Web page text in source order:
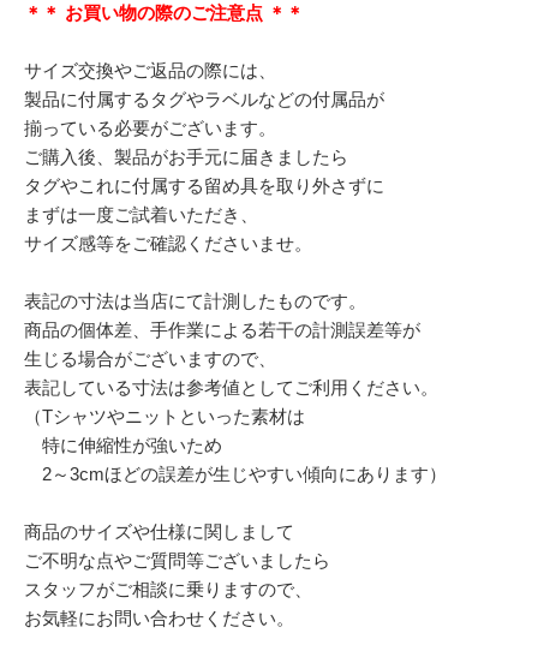
＊＊ お買い物の際のご注意点 ＊＊
サイズ交換やご返品の際には、
製品に付属するタグやラベルなどの付属品が
揃っている必要がございます。
ご購入後、製品がお手元に届きましたら
タグやこれに付属する留め具を取り外さずに
まずは一度ご試着いただき、
サイズ感等をご確認くださいませ。
表記の寸法は当店にて計測したものです。
商品の個体差、手作業による若干の計測誤差等が
生じる場合がございますので、
表記している寸法は参考値としてご利用ください。
（Tシャツやニットといった素材は
特に伸縮性が強いため
2～3cmほどの誤差が生じやすい傾向にあります）
商品のサイズや仕様に関しまして
ご不明な点やご質問等ございましたら
スタッフがご相談に乗りますので、
お気軽にお問い合わせください。